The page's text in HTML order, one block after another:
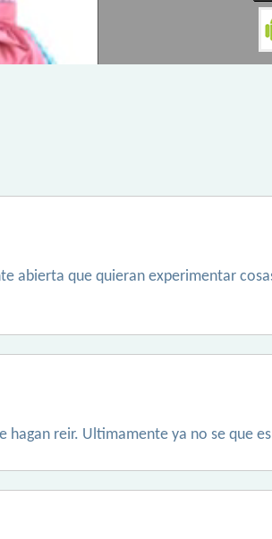
abierta que quieran experimentar
hagan reir. Ultimamente ya no se que